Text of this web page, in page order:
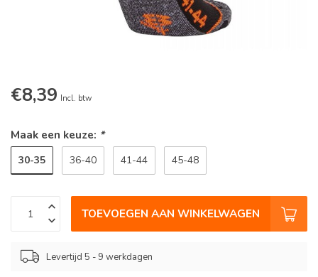
€8,39 Incl. btw
Maak een keuze: *
30-35 36-40 41-44 45-48
TOEVOEGEN AAN WINKELWAGEN
Levertijd 5 - 9 werkdagen